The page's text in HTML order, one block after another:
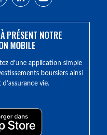
PRÉSENT NOTRE
MOBILE
d’une application simple
boursiers ainsi
vie.